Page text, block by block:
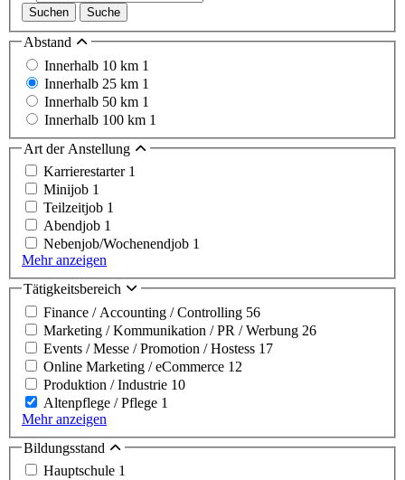
Suchen Suche
Abstand
Innerhalb 10 km 1
Innerhalb 25 km 1
Innerhalb 50 km 1
Innerhalb 100 km 1
Art der Anstellung
Karrierestarter 1
Minijob 1
Teilzeitjob 1
Abendjob 1
Nebenjob/Wochenendjob 1
Mehr anzeigen
Tätigkeitsbereich
Finance / Accounting / Controlling 56
Marketing / Kommunikation / PR / Werbung 26
Events / Messe / Promotion / Hostess 17
Online Marketing / eCommerce 12
Produktion / Industrie 10
Altenpflege / Pflege 1
Mehr anzeigen
Bildungsstand
Hauptschule 1